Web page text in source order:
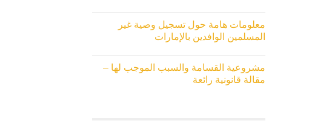
معلومات هامة حول تسجيل وصية غير
المسلمين الوافدين بالإمارات
مشروعية القسامة والسبب الموجب لها –
مقالة قانونية رائعة